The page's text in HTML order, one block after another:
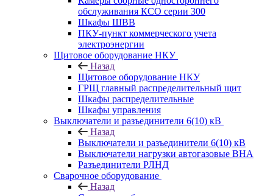
обслуживания КСО серии 300
Шкафы ШВВ
ПКУ-пункт коммерческого учета
электроэнергии
Щитовое оборудование НКУ
Назад
Щитовое оборудование НКУ
ГРЩ главный распределительный щит
Шкафы распределительные
Шкафы управления
Выключатели и разъединители 6(10) кВ
Назад
Выключатели и разъединители 6(10) кВ
Выключатели нагрузки автогазовые ВНА
Разъединители РЛНД
Сварочное оборудование
Назад